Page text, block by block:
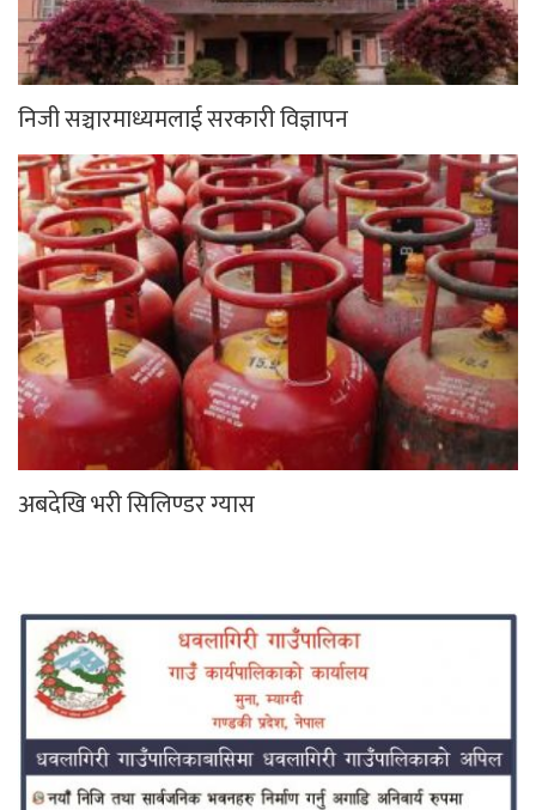
निजी सञ्चारमाध्यमलाई सरकारी विज्ञापन
अबदेखि भरी सिलिण्डर ग्यास